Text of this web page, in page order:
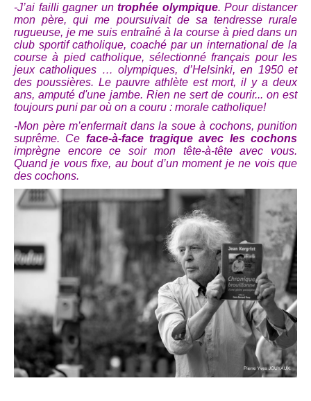
-J’ai failli gagner untrophée olympique. Pour distancer
mon père, qui me poursuivait de sa tendresse rurale
rugueuse, je me suis entraîné à la course à pied dans un
club sportif catholique, coaché par un international de la
course à pied catholique, sélectionné français pour les
jeux catholiques … olympiques, d’Helsinki, en 1950 et
des poussières. Le pauvre athlète est mort, il y a deux
ans, amputé d'une jambe. Rien ne sert de courir... on est
toujours puni par où on a couru : morale catholique!
-Mon père m’enfermait dans la soue à cochons, punition
suprême. Ce face-à-face tragique avec les cochons
imprègne encore ce soir mon tête-à-tête avec vous.
Quand je vous fixe, au bout d’un moment je ne vois que
des cochons.